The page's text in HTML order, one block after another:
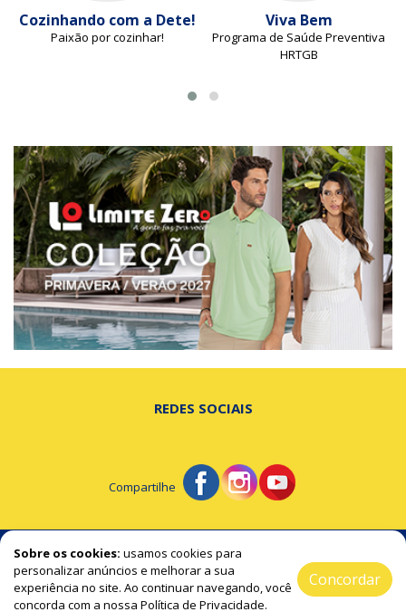
Cozinhando com a Dete!
Paixão por cozinhar!
Viva Bem
Programa de Saúde Preventiva
HRTGB
Sobre os cookies: usamos cookies para
personalizar anúncios e melhorar a sua
experiência no site. Ao continuar navegando, você
concorda com a nossa Política de Privacidade.
Concordar
REDES SOCIAIS
Compartilhe
© Portal de Beltrão - A notícia na hora certa!
2019 / 2026 ® Todos os Direitos Reservado